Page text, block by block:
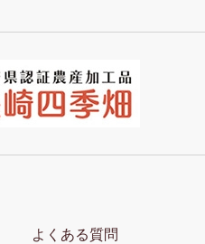
よくある質問